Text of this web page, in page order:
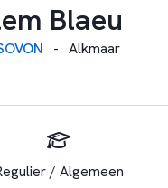
Blaeu
- Alkmaar
/ Algemeen